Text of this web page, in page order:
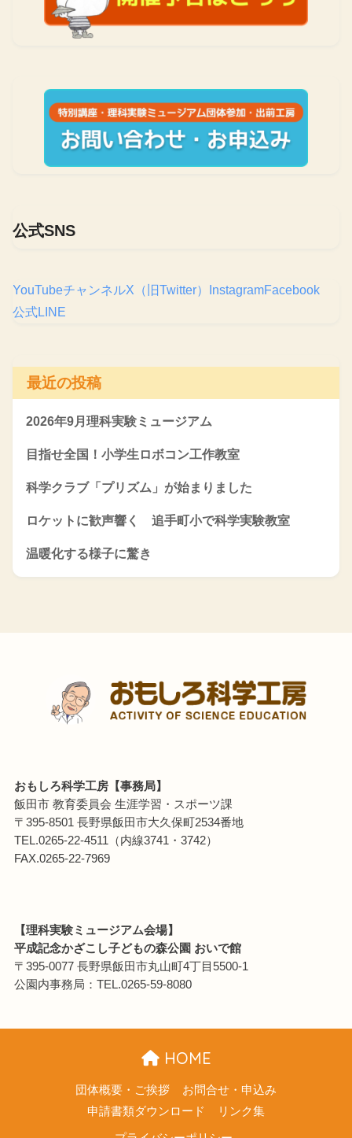
公式SNS
YouTubeチャンネルX（旧Twitter） InstagramFacebook
公式LINE
最近の投稿
2026年9月理科実験ミュージアム
目指せ全国！小学生ロボコン工作教室
科学クラブ「プリズム」が始まりました
ロケットに歓声響く 追手町小で科学実験教室
温暖化する様子に驚き
おもしろ科学工房【事務局】
飯田市 教育委員会 生涯学習・スポーツ課
〒395-8501 長野県飯田市大久保町2534番地
TEL.0265-22-4511（内線3741・3742）
FAX.0265-22-7969
【理科実験ミュージアム会場】
平成記念かざこし子どもの森公園 おいで館
〒395-0077 長野県飯田市丸山町4丁目5500-1
公園内事務局：TEL.0265-59-8080
HOME
団体概要・ご挨拶
お問合せ・申込み
申請書類ダウンロード
リンク集